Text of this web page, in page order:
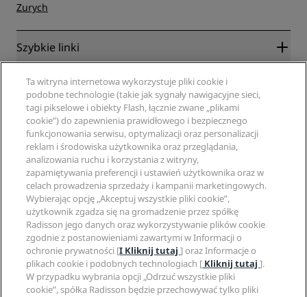
Zurych
Szybkie linki
Radisson Rewards
Gwarancja najlepszej ceny online
Blog
Cele podróży
Nowe i zapowiadane hotele
Aplikacja Radisson Hotels
Hotele z certyfikatem Sports Approved
Hotele przyjazne dla rodzin
Zdrowie i bezpieczeństwo
Specjaliści ds. podróży
Partnerzy
Agencje turystyczne
Witryna korporacyjna
Radisson Hotel Group
Media
Kariery w RHG
Kariery w PPHE
Kariera EHL
The Club by RHG
Współpraca
Odpowiedzialny biznes
Zaopatrzenie
Informacje prawne
Centrum prywatności
Informacje prawne
Regulamin Radisson Rewards
Umowa dotycząca korzystania z witryny
Dostępność cyfrowa
Oświadczenie dotyczące współczesnego niewolnictwa
Pomoc
Ostrzeżenia dla klientów
Kontakt
Najczęściej zadawane pytania
Mapa witryny
Media społecznościowe
Marki Radisson Hotels
Ta witryna internetowa wykorzystuje pliki cookie i
podobne technologie (takie jak sygnały nawigacyjne sieci,
tagi pikselowe i obiekty Flash, łącznie zwane „plikami
cookie”) do zapewnienia prawidłowego i bezpiecznego
funkcjonowania serwisu, optymalizacji oraz personalizacji
reklam i środowiska użytkownika oraz przeglądania,
analizowania ruchu i korzystania z witryny,
zapamiętywania preferencji i ustawień użytkownika oraz w
celach prowadzenia sprzedaży i kampanii marketingowych.
Wybierając opcję „Akceptuj wszystkie pliki cookie”,
użytkownik zgadza się na gromadzenie przez spółkę
Radisson jego danych oraz wykorzystywanie plików cookie
zgodnie z postanowieniami zawartymi w Informacji o
ochronie prywatności [I Kliknij tutaj] oraz Informacje o
plikach cookie i podobnych technologiach [ Kliknij tutaj].
W przypadku wybrania opcji „Odrzuć wszystkie pliki
cookie”, spółka Radisson będzie przechowywać tylko pliki